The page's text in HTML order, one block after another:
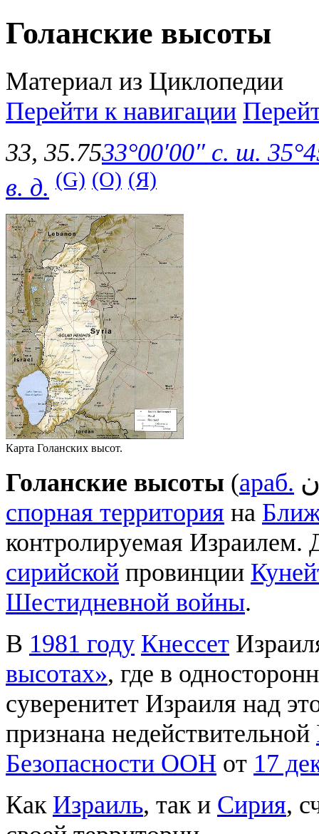
Голанские высоты
Материал из Циклопедии
Перейти к навигации
33, 35.7533°00′00″ с. ш.
в. д. (G) (O) (Я)
Карта Голанских высот.
Голанские высоты (араб.
спорная территория на
контролируемая Израилем.
сирийской провинции
Шестидневной войны.
В 1981 году Кнессет
высотах», где в
суверенитет Израиля над
признана недействительной
Безопасности ООН от 17
Как Израиль, так и Сирия,